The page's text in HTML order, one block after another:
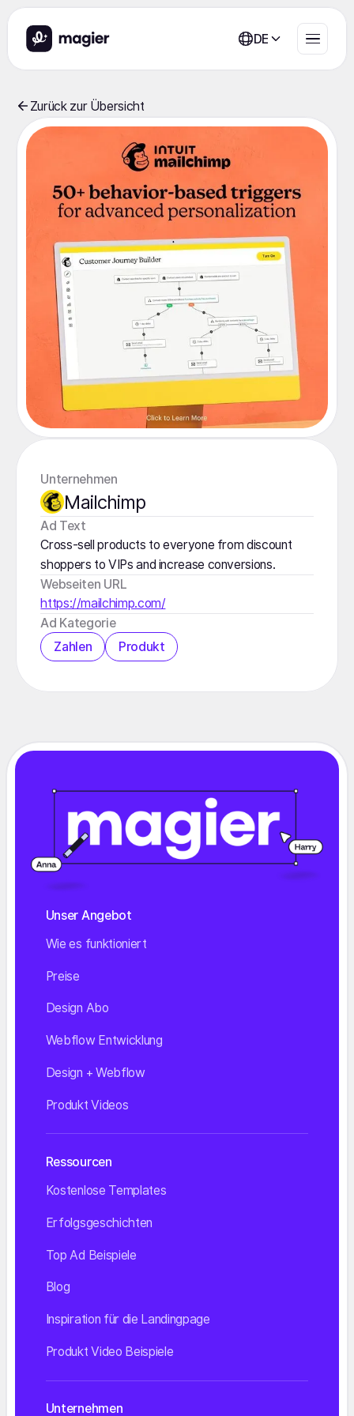
DE
Zurück zur Übersicht
Unternehmen
Mailchimp
️Ad Text
Cross-sell products to everyone from discount
shoppers to VIPs and increase conversions.
Webseiten URL
https://mailchimp.com/
Ad Kategorie
Zahlen
Produkt
Unser Angebot
Wie es funktioniert
Preise
Design Abo
Webflow Entwicklung
Design + Webflow
Produkt Videos
Ressourcen
Kostenlose Templates
Erfolgsgeschichten
Top Ad Beispiele
Blog
Inspiration für die Landingpage
Produkt Video Beispiele
Unternehmen